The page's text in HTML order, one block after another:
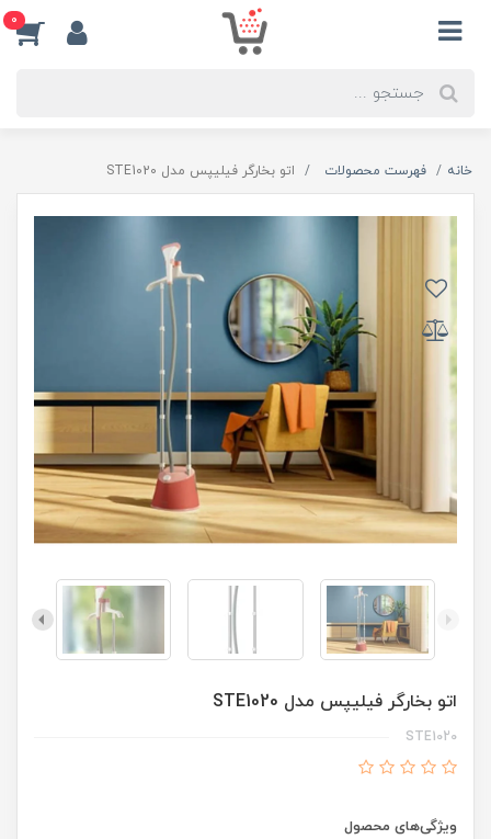
0
خانه فهرست محصولات اتو بخارگر فیلیپس مدل STE1020
اتو بخارگر فیلیپس مدل STE1020
STE1020
ویژگی‌های محصول